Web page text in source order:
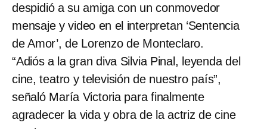
despidió a su amiga con un conmovedor
mensaje y video en el interpretan ‘Sentencia
de Amor’, de Lorenzo de Monteclaro.
“Adiós a la gran diva Silvia Pinal, leyenda del
cine, teatro y televisión de nuestro país”,
señaló María Victoria para finalmente
agradecer la vida y obra de la actriz de cine